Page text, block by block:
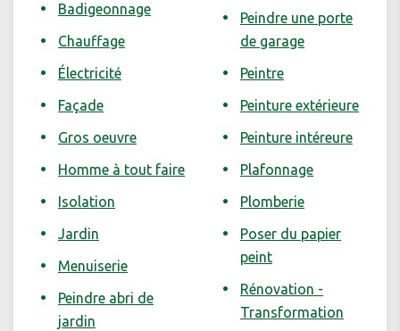
Badigeonnage
Chauffage
Électricité
Façade
Gros oeuvre
Homme à tout faire
Isolation
Jardin
Menuiserie
Peindre abri de
jardin
Peindre une porte
de garage
Peintre
Peinture extérieure
Peinture intéreure
Plafonnage
Plomberie
Poser du papier
peint
Rénovation -
Transformation